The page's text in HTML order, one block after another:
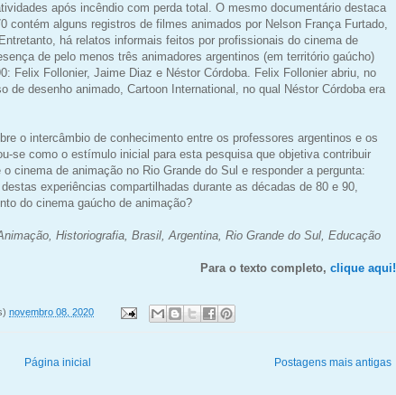
após incêndio com perda total. O mesmo documentário destaca
contém alguns registros de filmes animados por Nelson França Furtado,
há relatos informais feitos por profissionais do cinema de
de pelo menos três animadores argentinos (em território gaúcho)
Felix Follonier, Jaime Diaz e Néstor Córdoba. Felix Follonier abriu, no
de desenho animado, Cartoon International, no qual Néstor Córdoba era
o intercâmbio de conhecimento entre os professores argentinos e os
se como o estímulo inicial para esta pesquisa que objetiva contribuir
cinema de animação no Rio Grande do Sul e responder a pergunta:
experiências compartilhadas durante as décadas de 80 e 90,
do cinema gaúcho de animação?
Historiografia, Brasil, Argentina, Rio Grande do Sul, Educação
Para o texto completo, clique aqui!
novembro 08, 2020
Postagens mais antigas
Página inicial